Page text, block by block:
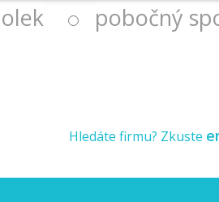
pobočný
Hledáte firmu? Zkuste